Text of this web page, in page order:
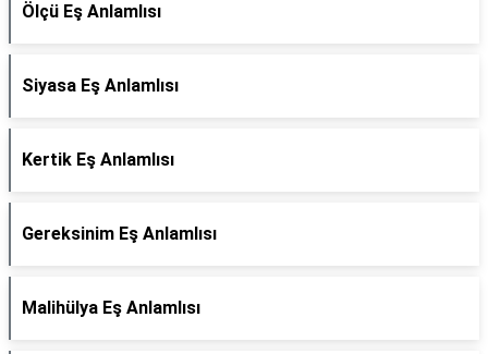
Ölçü Eş Anlamlısı
Siyasa Eş Anlamlısı
Kertik Eş Anlamlısı
Gereksinim Eş Anlamlısı
Malihülya Eş Anlamlısı